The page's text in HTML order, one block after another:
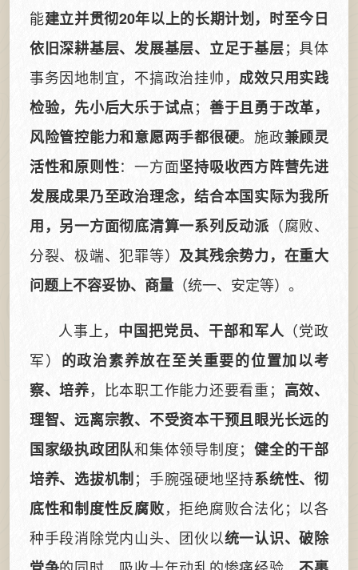
能建立并贯彻20年以上的长期计划，时至今日
依旧深耕基层、发展基层、立足于基层；具体
事务因地制宜，不搞政治挂帅， 成效只用实践
检验，先小后大乐于试点； 善于且勇于改革，
风险管控能力和意愿两手都很硬。施政兼顾灵
活性和原则性：一方面坚持吸收西方阵营先进
发展成果乃至政治理念，结合本国实际为我所
用，另一方面彻底清算一系列反动派 （腐败、
分裂、极端、犯罪等） 及其残余势力，在重大
问题上不容妥协、商量 （统一、安定等）。
人事上， 中国把党员、干部和军人 （党政
军） 的政治素养放在至关重要的位置加以考
察、培养，比本职工作能力还要看重； 高效、
理智、远离宗教、不受资本干预且眼光长远的
国家级执政团队和集体领导制度； 健全的干部
培养、选拔机制；手腕强硬地坚持系统性、彻
底性和制度性反腐败，拒绝腐败合法化；以各
种手段消除党内山头、团伙以统一认识、破除